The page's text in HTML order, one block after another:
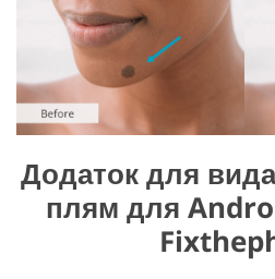
Додаток для
плям для